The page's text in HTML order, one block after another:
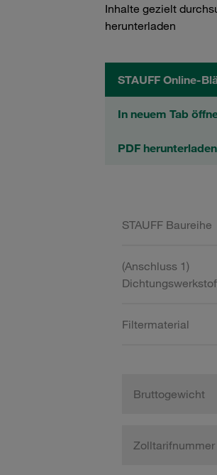
Inhalte gezielt
herunterladen
STAUFF Online-
In neuem Tab
PDF herunterladen
STAUFF Baureihe
(Anschluss 1)
Filtermaterial
Bruttogewicht
Zolltarifnummer